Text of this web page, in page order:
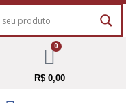
0
R$0,00